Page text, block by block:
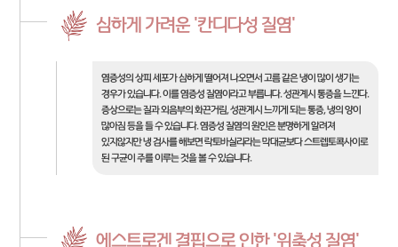
심하게 가려운 '칸디다성 질염'
염증성의 상피 세포가 심하게 떨어져 나오면서 고름 같은 냉이 많이 생기는
경우가 있습니다. 이를 염증성 질염이라고 부릅니다. 성관계시 통증을 느낀다.
증상으로는 질과 외음부의 화끈거림, 성관계시 느끼게 되는 통증, 냉의 양이
많아짐 등을 들 수 있습니다. 염증성 질염의 원인은 분명하게 알려져
있지않지만 냉 검사를 해보면 락토바실리라는 막대균보다 스트렙토콕사이로
된 구균이 주를 이루는 것을 볼 수 있습니다.
에스트로겐 결핍으로 인한 '위축성 질염'